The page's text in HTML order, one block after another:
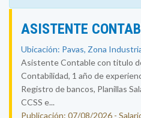
ASISTENTE
Ubicación: Pavas, Zona
Asistente Contable con titulo
Contabilidad, 1 año de
Registro de bancos, Planillas
CCSS e...
Publicación: 07/08/2026 -